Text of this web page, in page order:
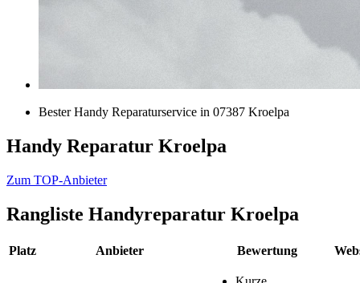
Bester Handy Reparaturservice in 07387 Kroelpa
Handy Reparatur Kroelpa
Zum TOP-Anbieter
Rangliste Handyreparatur Kroelpa
Platz Anbieter Bewertung